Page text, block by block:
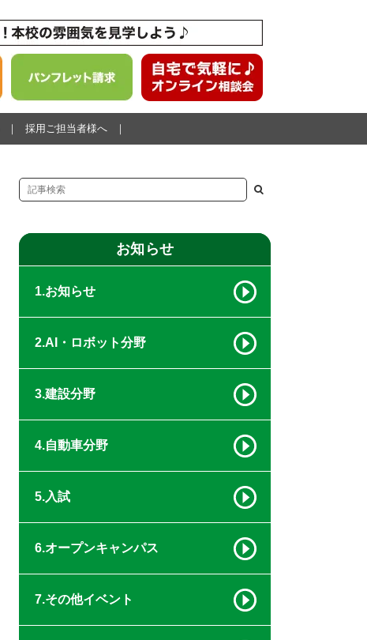
採用ご担当者様へ
お知らせ
1.お知らせ
2.AI・ロボット分野
3.建設分野
4.自動車分野
5.入試
6.オープンキャンパス
7.その他イベント